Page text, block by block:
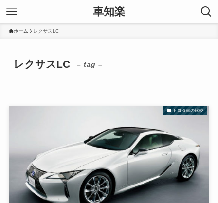
車知楽
ホーム レクサスLC
レクサスLC – tag –
トヨタ車の比較